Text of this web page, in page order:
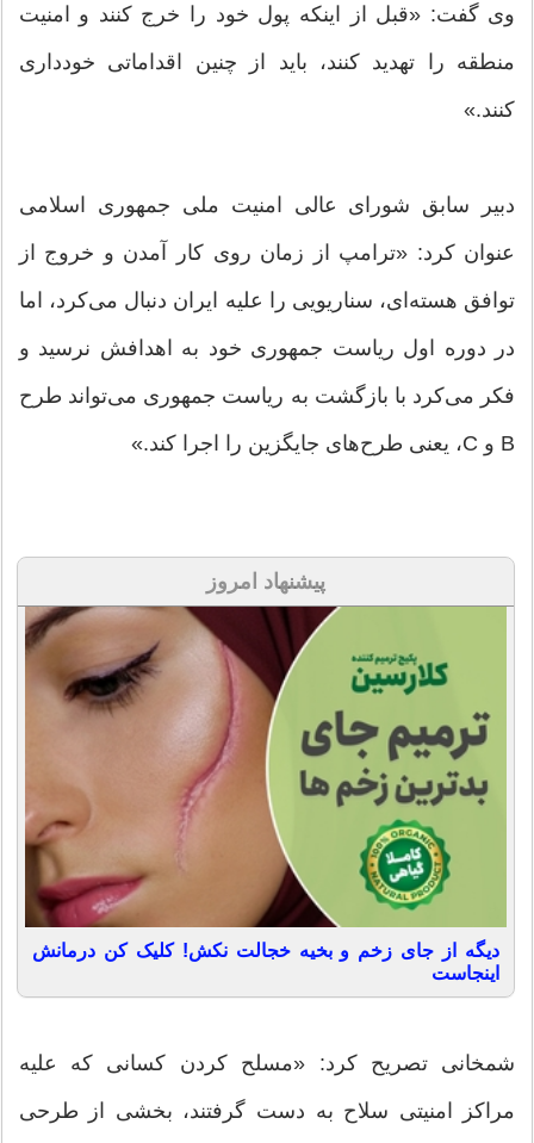
وی گفت: «قبل از اینکه پول خود را خرج کنند و امنیت
منطقه را تهدید کنند، باید از چنین اقداماتی خودداری
کنند.»
دبیر سابق شورای عالی امنیت ملی جمهوری اسلامی
عنوان کرد: «ترامپ از زمان روی کار آمدن و خروج از
توافق هسته‌ای، سناریویی را علیه ایران دنبال می‌کرد، اما
در دوره اول ریاست جمهوری خود به اهدافش نرسید و
فکر می‌کرد با بازگشت به ریاست جمهوری می‌تواند طرح
B و C، یعنی طرح‌های جایگزین را اجرا کند.»
پیشنهاد امروز
دیگه از جای زخم و بخیه خجالت نکش! کلیک کن درمانش
اینجاست
شمخانی تصریح کرد: «مسلح کردن کسانی که علیه
مراکز امنیتی سلاح به دست گرفتند، بخشی از طرحی